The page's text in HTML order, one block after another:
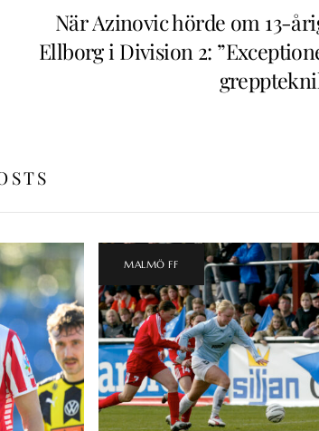
När Azinovic hörde om 13-
Ellborg i Division 2:
MALMÖ FF